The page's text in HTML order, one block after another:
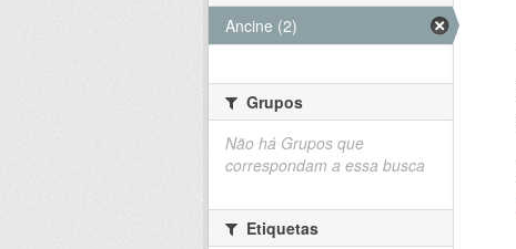
Ancine (2)
Grupos
Não há Grupos que
correspondam a essa busca
Etiquetas